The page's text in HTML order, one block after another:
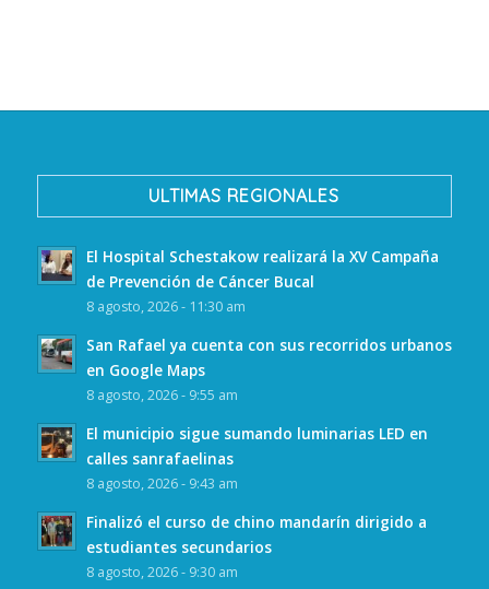
ULTIMAS REGIONALES
El Hospital Schestakow realizará la XV Campaña
de Prevención de Cáncer Bucal
8 agosto, 2026 - 11:30 am
San Rafael ya cuenta con sus recorridos urbanos
en Google Maps
8 agosto, 2026 - 9:55 am
El municipio sigue sumando luminarias LED en
calles sanrafaelinas
8 agosto, 2026 - 9:43 am
Finalizó el curso de chino mandarín dirigido a
estudiantes secundarios
8 agosto, 2026 - 9:30 am